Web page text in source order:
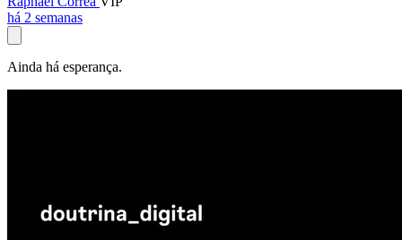
há 2 semanas
Ainda há esperança.